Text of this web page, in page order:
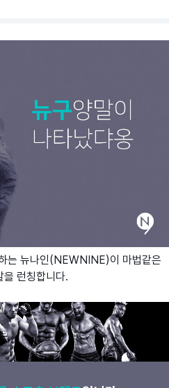
는 뉴나인(NEWNINE)이 마법같은
을 런칭합니다.